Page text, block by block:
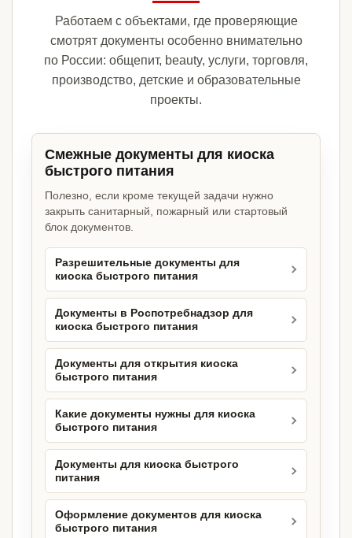
Работаем с объектами, где проверяющие
смотрят документы особенно внимательно
по России: общепит, beauty, услуги, торговля,
производство, детские и образовательные
проекты.
Смежные документы для киоска
быстрого питания
Полезно, если кроме текущей задачи нужно
закрыть санитарный, пожарный или стартовый
блок документов.
Разрешительные документы для
киоска быстрого питания
Документы в Роспотребнадзор для
киоска быстрого питания
Документы для открытия киоска
быстрого питания
Какие документы нужны для киоска
быстрого питания
Документы для киоска быстрого
питания
Оформление документов для киоска
быстрого питания